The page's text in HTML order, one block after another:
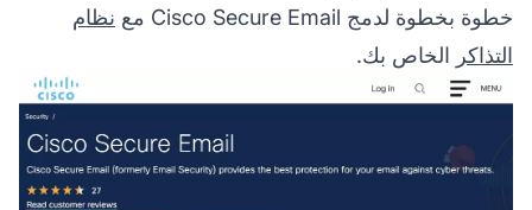
خطوة بخطوة لدمج Cisco Secure Email مع
نظام
التذاكر الخاص بك.